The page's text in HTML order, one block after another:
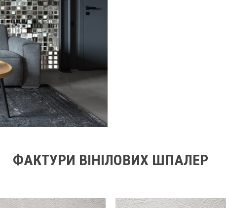
ФАКТУРИ ВІНІЛОВИХ ШПАЛЕР